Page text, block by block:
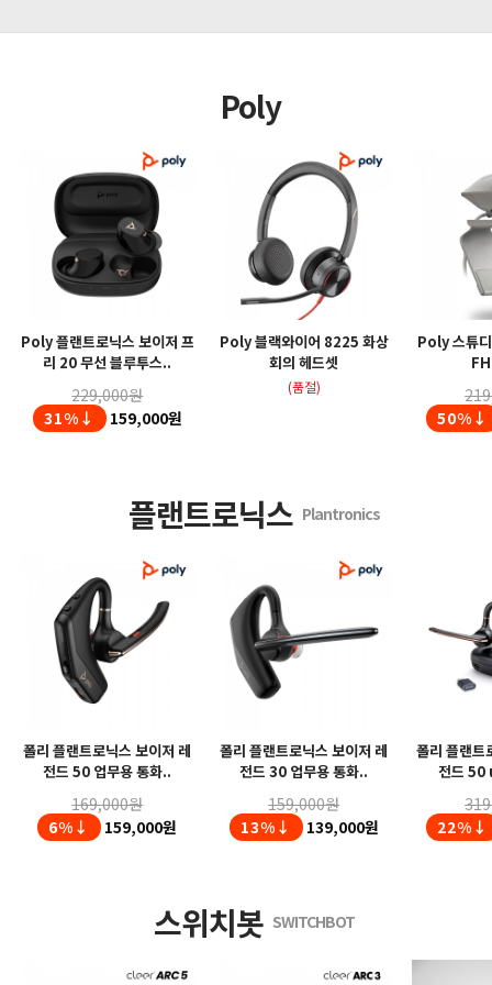
Poly
Poly 플랜트로닉스 보이저 프
리 20 무선 블루투스..
229,000원
31%↓
159,000원
Poly 블랙와이어 8225 화상
회의 헤드셋
(품절)
Poly 스튜
50%↓
플랜트로닉스 Plantronics
폴리 플랜트로닉스 보이저 레
전드 50 업무용 통화..
169,000원
6%↓
159,000원
폴리 플랜트로닉스 보이저 레
전드 30 업무용 통화..
159,000원
13%↓
139,000원
폴리 플랜트
전드 50
22%↓
스위치봇 SWITCHBOT